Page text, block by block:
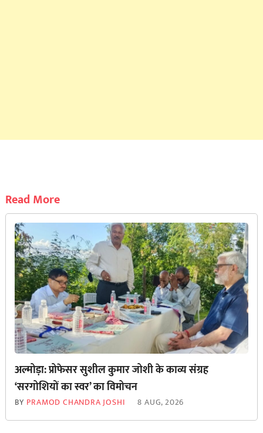
Read More
अल्मोड़ा: प्रोफेसर सुशील कुमार जोशी के काव्य संग्रह
‘सरगोशियों का स्वर’ का विमोचन
BY PRAMOD CHANDRA JOSHI 8 AUG, 2026